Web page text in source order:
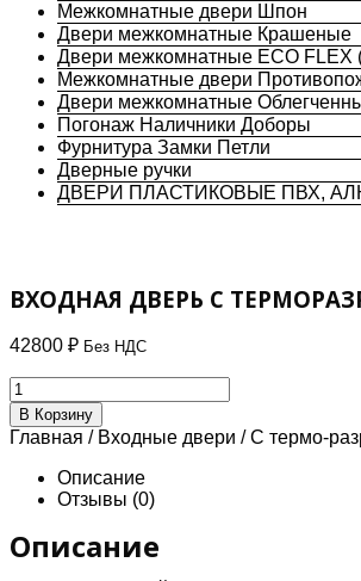
Межкомнатные двери Шпон
Двери межкомнатные Крашеные
Двери межкомнатные ECO FLEX
Межкомнатные двери
Двери межкомнатные
Погонаж Наличники Доборы
Фурнитура Замки Петли
Дверные ручки
ДВЕРИ ПЛАСТИКОВЫЕ ПВХ,
ВХОДНАЯ ДВЕРЬ С
42800 ₽ Без НДС
Количество
товара
ВХОДНАЯ
ДВЕРЬ
ТЕРМОРАЗРЫВОМ
4
В Корзину
Главная / Входные двери /С термо-
Описание
Отзывы (0)
Описание